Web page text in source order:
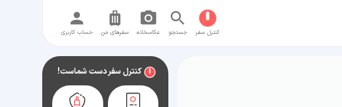
کنترل سفر جستجو عکاسخانه سفر‌های من حساب کاربری
کنترل سفر دست شماست!